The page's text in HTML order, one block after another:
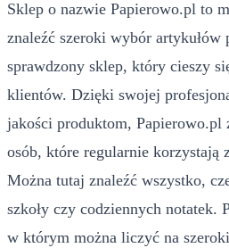
Sklep o nazwie Papierowo.pl to
znaleźć szeroki wybór artykułów
sprawdzony sklep, który cieszy
klientów. Dzięki swojej
jakości produktom, Papierowo.pl
osób, które regularnie korzystają
Można tutaj znaleźć wszystko,
szkoły czy codziennych notatek.
w którym można liczyć na